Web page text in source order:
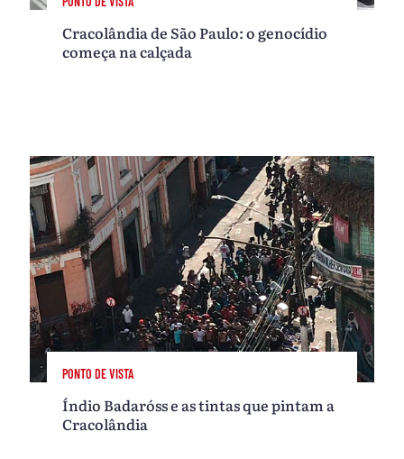
Cracolândia de São Paulo: o genocídio
começa na calçada
PONTO DE VISTA
Índio Badaróss e as tintas que pintam a
Cracolândia